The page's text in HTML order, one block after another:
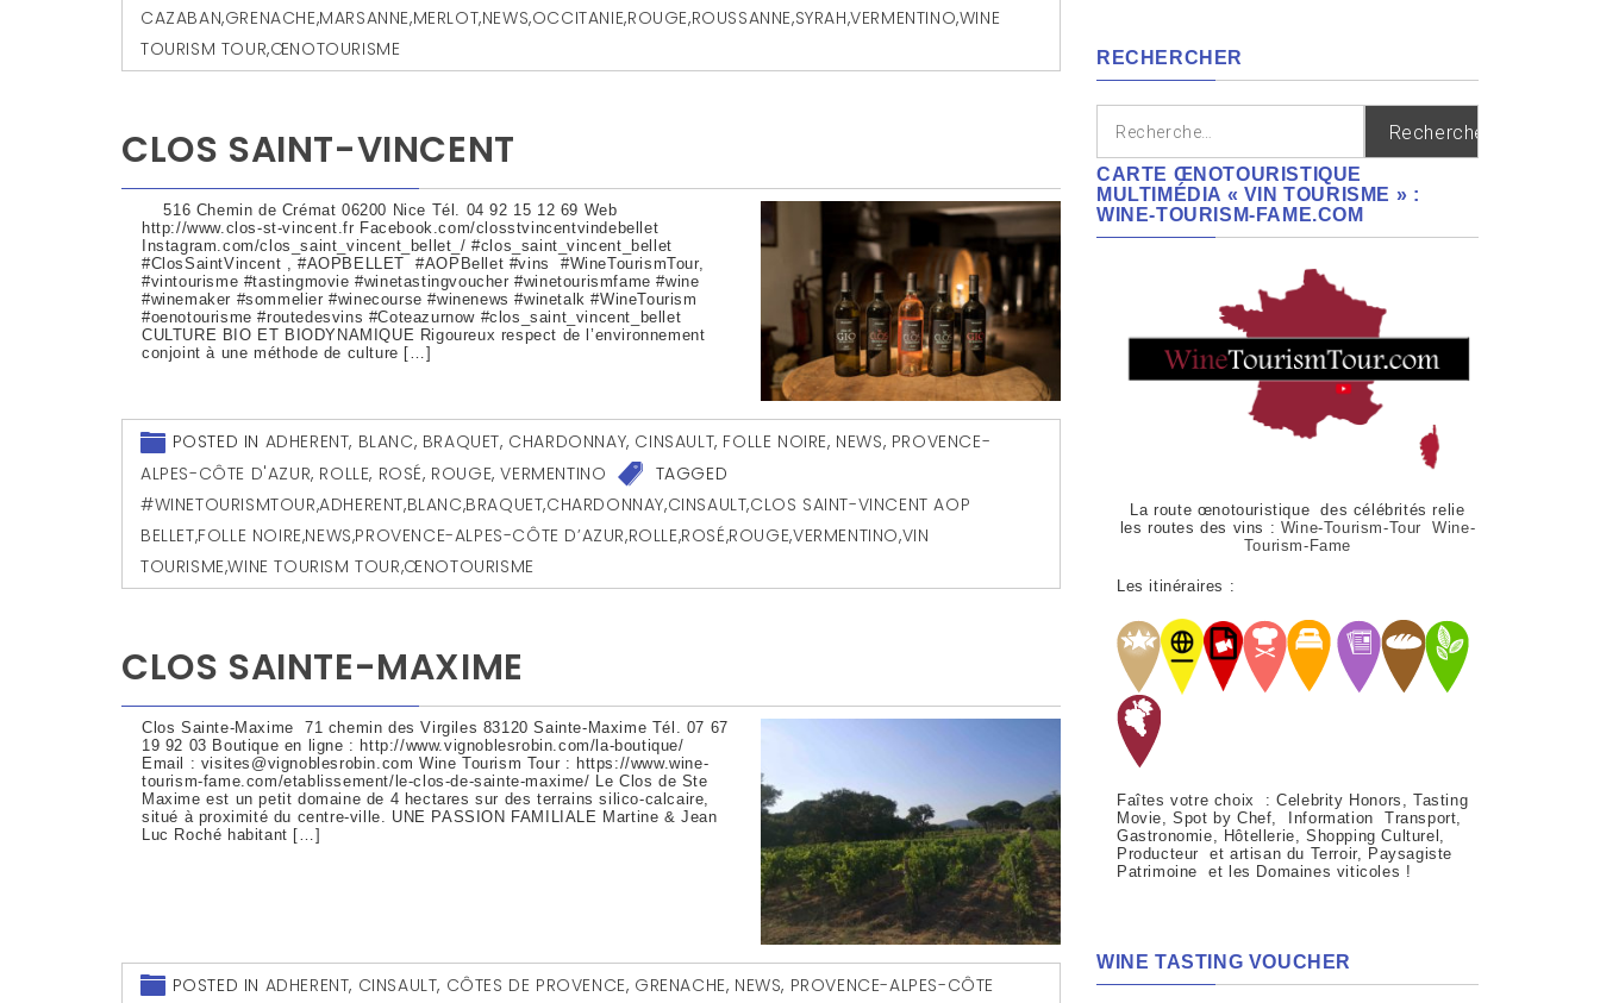
CAZABAN,GRENACHE,MARSANNE,MERLOT,NEWS,OCCITANIE,ROUGE,ROUSSANNE,SYRAH,VERMENTINO,WINE
TOURISM TOUR,ŒNOTOURISME
CLOS SAINT-VINCENT
516 Chemin de Crémat 06200 Nice Tél. 04 92 15 12 69 Web
http://www.clos-st-vincent.fr Facebook.com/closstvincentvindebellet
Instagram.com/clos_saint_vincent_bellet_/ #clos_saint_vincent_bellet
#ClosSaintVincent , #AOPBELLET #AOPBellet #vins #WineTourismTour,
#vintourisme #tastingmovie #winetastingvoucher #winetourismfame #wine
#winemaker #sommelier #winecourse #winenews #winetalk #WineTourism
#oenotourisme #routedesvins #Coteazurnow #clos_saint_vincent_bellet
CULTURE BIO ET BIODYNAMIQUE Rigoureux respect de l’environnement
conjoint à une méthode de culture […]
POSTED IN ADHERENT, BLANC, BRAQUET, CHARDONNAY, CINSAULT, FOLLE NOIRE, NEWS, PROVENCE-
ALPES-CÔTE D'AZUR, ROLLE, ROSÉ, ROUGE,VERMENTINO
TAGGED
#WINETOURISMTOUR,ADHERENT,BLANC,BRAQUET,CHARDONNAY,CINSAULT,CLOS SAINT-VINCENT AOP
BELLET,FOLLE NOIRE,NEWS,PROVENCE-ALPES-CÔTE D’AZUR,ROLLE,ROSÉ,ROUGE,VERMENTINO,VIN
TOURISME,WINE TOURISM TOUR,ŒNOTOURISME
CLOS SAINTE-MAXIME
Clos Sainte-Maxime 71 chemin des Virgiles 83120 Sainte-Maxime Tél. 07 67
19 92 03 Boutique en ligne : http://www.vignoblesrobin.com/la-boutique/
Email : visites@vignoblesrobin.com Wine Tourism Tour : https://www.wine-
tourism-fame.com/etablissement/le-clos-de-sainte-maxime/ Le Clos de Ste
Maxime est un petit domaine de 4 hectares sur des terrains silico-calcaire,
situé à proximité du centre-ville. UNE PASSION FAMILIALE Martine & Jean
Luc Roché habitant […]
POSTED IN ADHERENT, CINSAULT, CÔTES DE PROVENCE, GRENACHE, NEWS, PROVENCE-ALPES-CÔTE
RECHERCHER
CARTE ŒNOTOURISTIQUE
MULTIMÉDIA « VIN TOURISME » :
WINE-TOURISM-FAME.COM
La route œnotouristique des célébrités relie
les routes des vins : Wine-Tourism-Tour Wine-
Tourism-Fame
Les itinéraires :
Faîtes votre choix : Celebrity Honors, Tasting
Movie, Spot by Chef, Information Transport,
Gastronomie, Hôtellerie, Shopping Culturel,
Producteur et artisan du Terroir, Paysagiste
Patrimoine et les Domaines viticoles !
WINE TASTING VOUCHER